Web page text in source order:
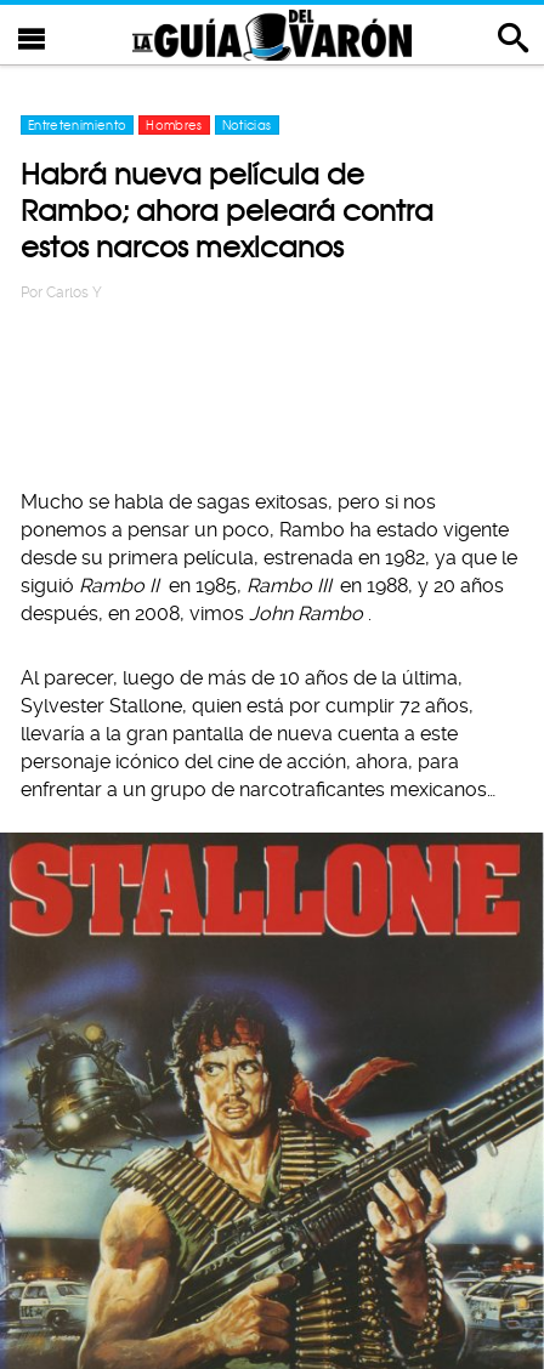
Entretenimiento Hombres Noticias
Habrá nueva película de
Rambo; ahora peleará contra
estos narcos mexicanos
Por Carlos Y
Mucho se habla de sagas exitosas, pero si nos
ponemos a pensar un poco, Rambo ha estado vigente
desde su primera película, estrenada en 1982, ya que le
siguió Rambo II en 1985, Rambo III en 1988, y 20 años
después, en 2008, vimos John Rambo .
Al parecer, luego de más de 10 años de la última,
Sylvester Stallone, quien está por cumplir 72 años,
llevaría a la gran pantalla de nueva cuenta a este
personaje icónico del cine de acción, ahora, para
enfrentar a un grupo de narcotraficantes mexicanos…